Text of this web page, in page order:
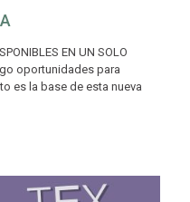
EN UN SOLO
oportunidades para
es la base de esta nueva